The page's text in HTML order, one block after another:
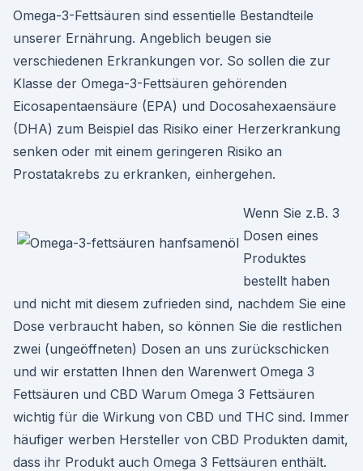
Omega-3-Fettsäuren sind essentielle Bestandteile
unserer Ernährung. Angeblich beugen sie
verschiedenen Erkrankungen vor. So sollen die zur
Klasse der Omega-3-Fettsäuren gehörenden
Eicosapentaensäure (EPA) und Docosahexaensäure
(DHA) zum Beispiel das Risiko einer Herzerkrankung
senken oder mit einem geringeren Risiko an
Prostatakrebs zu erkranken, einhergehen.
Wenn Sie z.B. 3
Dosen eines
Produktes
bestellt haben
und nicht mit diesem zufrieden sind, nachdem Sie eine
Dose verbraucht haben, so können Sie die restlichen
zwei (ungeöffneten) Dosen an uns zurückschicken
und wir erstatten Ihnen den Warenwert Omega 3
Fettsäuren und CBD Warum Omega 3 Fettsäuren
wichtig für die Wirkung von CBD und THC sind. Immer
häufiger werben Hersteller von CBD Produkten damit,
dass ihr Produkt auch Omega 3 Fettsäuren enthält.